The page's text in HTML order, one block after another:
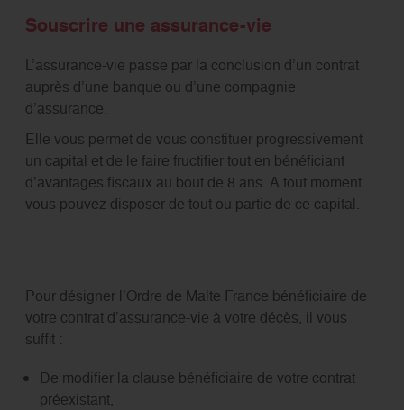
Souscrire une assurance-vie
L’assurance-vie passe par la conclusion d’un contrat
auprès d’une banque ou d’une compagnie
d’assurance.
Elle vous permet de vous constituer progressivement
un capital et de le faire fructifier tout en bénéficiant
d’avantages fiscaux au bout de 8 ans. A tout moment
vous pouvez disposer de tout ou partie de ce capital.
Pour désigner l’Ordre de Malte France bénéficiaire de
votre contrat d’assurance-vie à votre décès, il vous
suffit :
De modifier la clause bénéficiaire de votre contrat
préexistant,